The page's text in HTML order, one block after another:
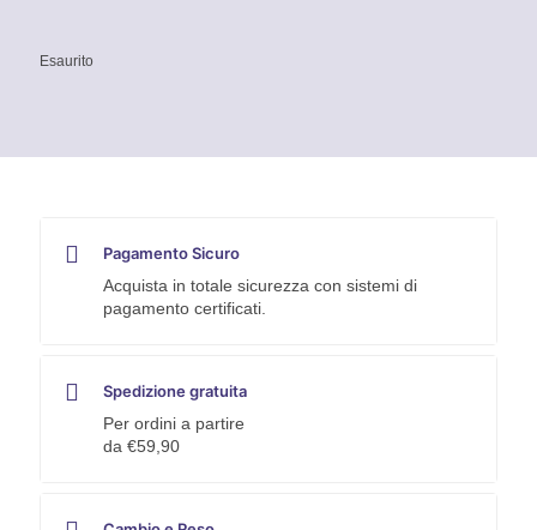
Esaurito
Pagamento Sicuro
Acquista in totale sicurezza con sistemi di
pagamento certificati.
Spedizione gratuita
Per ordini a partire
da €59,90